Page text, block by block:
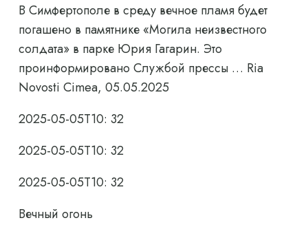
В Симфертополе в среду вечное пламя будет
погашено в памятнике «Могила неизвестного
солдата» в парке Юрия Гагарин. Это
проинформировано Службой прессы … Ria
Novosti Cimea, 05.05.2025
2025-05-05T10: 32
2025-05-05T10: 32
2025-05-05T10: 32
Вечный огонь